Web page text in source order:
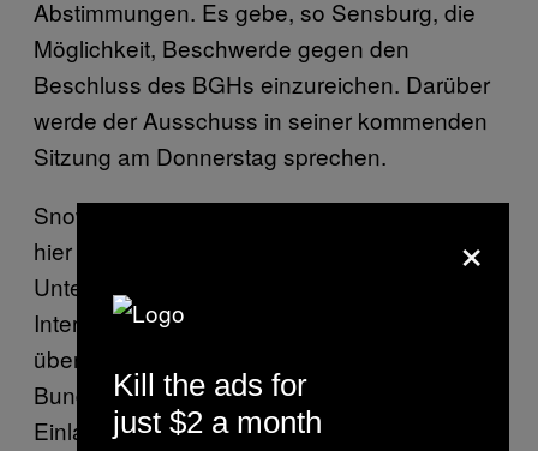
Abstimmungen. Es gebe, so Sensburg, die
Möglichkeit, Beschwerde gegen den
Beschluss des BGHs einzureichen. Darüber
werde der Ausschuss in seiner kommenden
Sitzung am Donnerstag sprechen.
Snowdens Anwalt Wolfgang Kaleck erkennt
hier folgendes Problem: “Im
Untersuchungsausschuss gibt es natürlich
Interessenkonflikte, da siegt Parteiraison
über Aufklärungsinteresse.” Wenn die
Bundesregierung gegen eine Snowden-
Einladung ist, gilt dies dann auch für die
×
Kill the ads for
just $2 a month